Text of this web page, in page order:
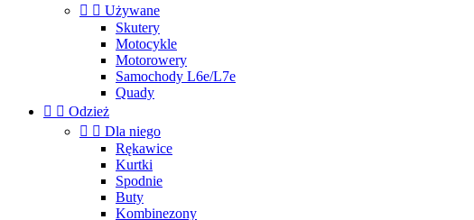
  Używane
Skutery
Motocykle
Motorowery
Samochody L6e/L7e
Quady
  Odzież
  Dla niego
Rękawice
Kurtki
Spodnie
Buty
Kombinezony